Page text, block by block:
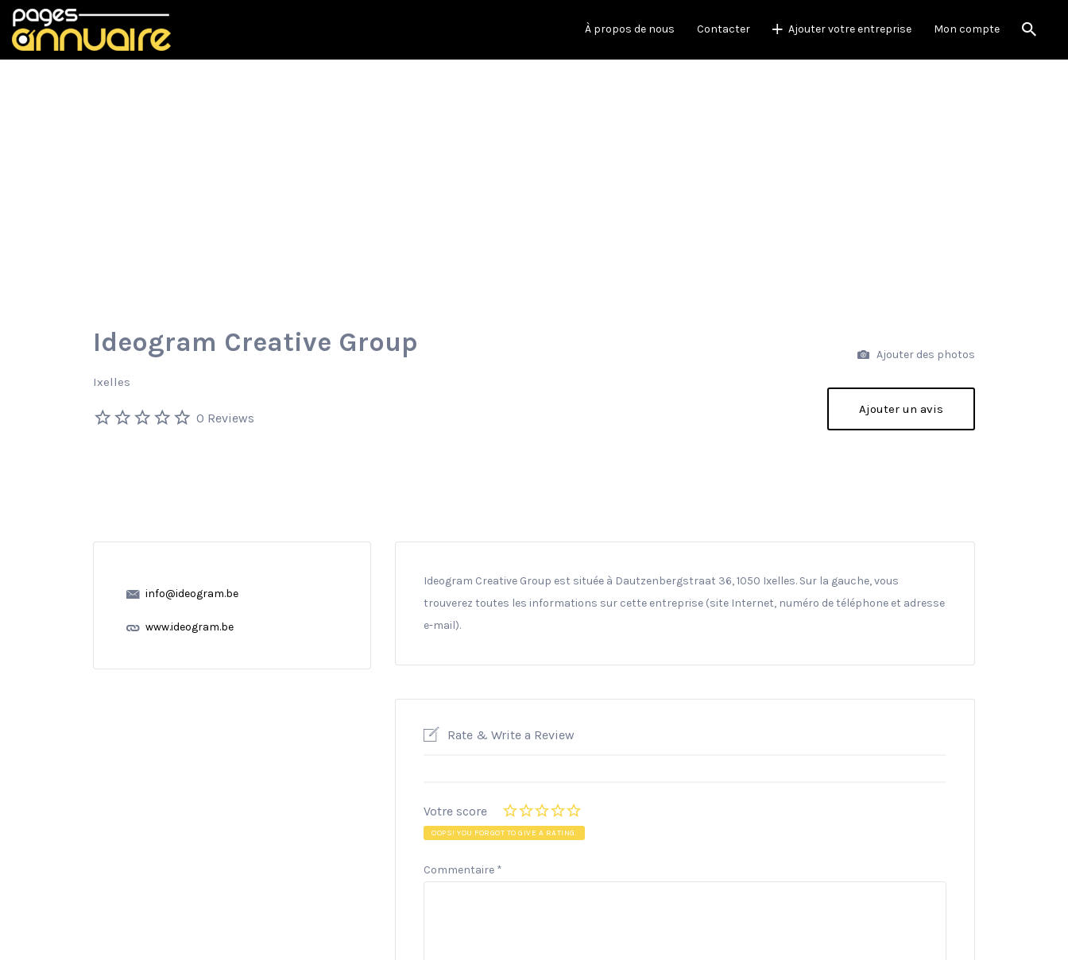
À propos de nous Contacter Ajouter votre entreprise Mon compte
Rechercher:
Ideogram Creative Group
Ixelles
0 Reviews
Ajouter des photos
Ajouter un avis
info@ideogram.be
www.ideogram.be
Ideogram Creative Group est située à Dautzenbergstraat 36, 1050 Ixelles. Sur la gauche, vous
trouverez toutes les informations sur cette entreprise (site Internet, numéro de téléphone et adresse
e-mail).
Rate & Write a Review
Votre score
OOPS! YOU FORGOT TO GIVE A RATING.
Commentaire *